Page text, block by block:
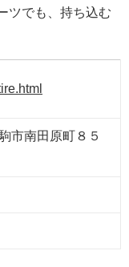
ツでも、持ち込む
市南田原町８５